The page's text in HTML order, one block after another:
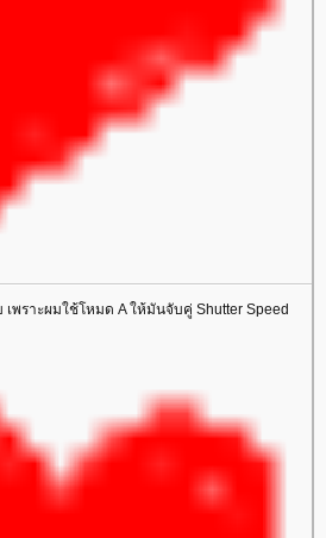
พราะผมใช้โหมด A ให้มันจับคู่ Shutter Speed